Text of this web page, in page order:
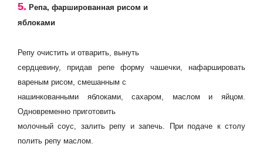
5. Репа, фаршированная рисом и
яблоками
Репу очистить и отварить, вынуть
сердцевину, придав репе форму чашечки, нафаршировать
вареным рисом, смешанным с
нашинкованными яблоками, сахаром, маслом и яйцом.
Одновременно приготовить
молочный соус, залить репу и запечь. При подаче к столу
полить репу маслом.